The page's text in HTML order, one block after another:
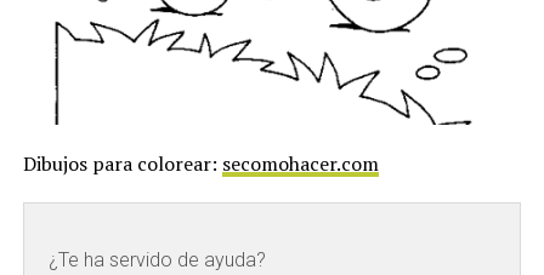
Dibujos para colorear: secomohacer.com
¿Te ha servido de ayuda?